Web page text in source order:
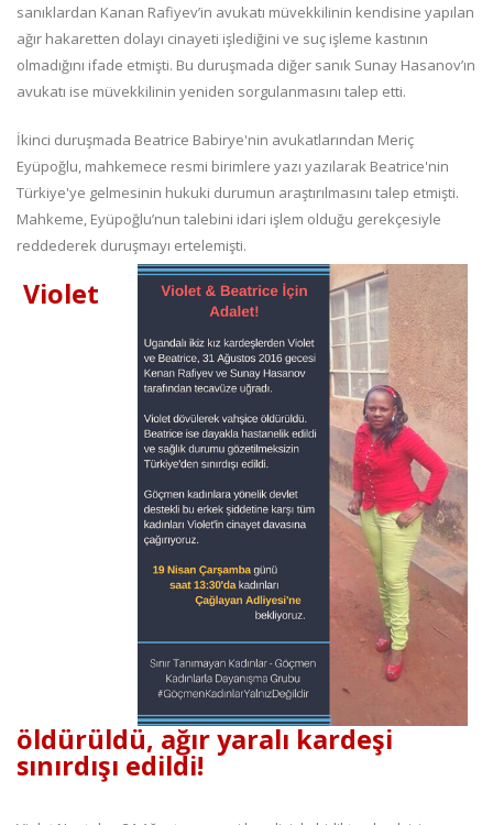
sanıklardan Kanan Rafiyev’in avukatı müvekkilinin kendisine yapılan
ağır hakaretten dolayı cinayeti işlediğini ve suç işleme kastının
olmadığını ifade etmişti. Bu duruşmada diğer sanık Sunay Hasanov’ın
avukatı ise müvekkilinin yeniden sorgulanmasını talep etti.
İkinci duruşmada Beatrice Babirye'nin avukatlarından Meriç
Eyüpoğlu, mahkemece resmi birimlere yazı yazılarak Beatrice'nin
Türkiye'ye gelmesinin hukuki durumun araştırılmasını talep etmişti.
Mahkeme, Eyüpoğlu’nun talebini idari işlem olduğu gerekçesiyle
reddederek duruşmayı ertelemişti.
Violet
öldürüldü, ağır yaralı kardeşi
sınırdışı edildi!